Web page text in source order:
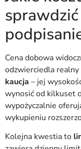
Cena dobowa
odzwierciedla
kaucja – jej
wynosić od kilkuset
wypożyczalnie
wykupieniu
Kolejna kwestia to